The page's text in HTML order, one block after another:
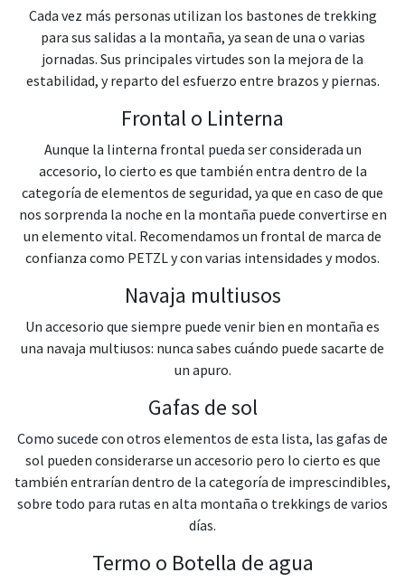
Cada vez más personas utilizan los bastones de trekking
para sus salidas a la montaña, ya sean de una o varias
jornadas. Sus principales virtudes son la mejora de la
estabilidad, y reparto del esfuerzo entre brazos y piernas.
Frontal o Linterna
Aunque la linterna frontal pueda ser considerada un
accesorio, lo cierto es que también entra dentro de la
categoría de elementos de seguridad, ya que en caso de que
nos sorprenda la noche en la montaña puede convertirse en
un elemento vital. Recomendamos un frontal de marca de
confianza como PETZL y con varias intensidades y modos.
Navaja multiusos
Un accesorio que siempre puede venir bien en montaña es
una navaja multiusos: nunca sabes cuándo puede sacarte de
un apuro.
Gafas de sol
Como sucede con otros elementos de esta lista, las gafas de
sol pueden considerarse un accesorio pero lo cierto es que
también entrarían dentro de la categoría de imprescindibles,
sobre todo para rutas en alta montaña o trekkings de varios
días.
Termo o Botella de agua